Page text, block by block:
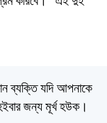
ব্যক্তি যদি আপনাকে
জন্য মূর্খ হউক।